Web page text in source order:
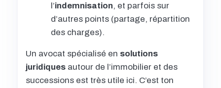
l’indemnisation, et parfois sur
d’autres points (partage, répartition
des charges).
Un avocat spécialisé en solutions
juridiques autour de l’immobilier et des
successions est très utile ici. C’est ton